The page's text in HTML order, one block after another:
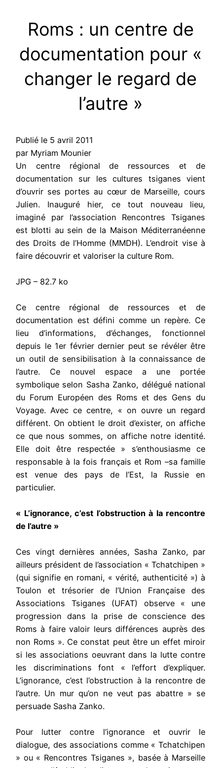
Roms : un centre de
documentation pour «
changer le regard de
l’autre »
Publié le 5 avril 2011
par Myriam Mounier
Un centre régional de ressources et de
documentation sur les cultures tsiganes vient
d’ouvrir ses portes au cœur de Marseille, cours
Julien. Inauguré hier, ce tout nouveau lieu,
imaginé par l’association Rencontres Tsiganes
est blotti au sein de la Maison Méditerranéenne
des Droits de l’Homme (MMDH). L’endroit vise à
faire découvrir et valoriser la culture Rom.
JPG – 82.7 ko
Ce centre régional de ressources et de
documentation est défini comme un repère. Ce
lieu d’informations, d’échanges, fonctionnel
depuis le 1er février dernier peut se révéler être
un outil de sensibilisation à la connaissance de
l’autre. Ce nouvel espace a une portée
symbolique selon Sasha Zanko, délégué national
du Forum Européen des Roms et des Gens du
Voyage. Avec ce centre, « on ouvre un regard
différent. On obtient le droit d’exister, on affiche
ce que nous sommes, on affiche notre identité.
Elle doit être respectée » s’enthousiasme ce
responsable à la fois français et Rom –sa famille
est venue des pays de l’Est, la Russie en
particulier.
« L’ignorance, c’est l’obstruction à la rencontre
de l’autre »
Ces vingt dernières années, Sasha Zanko, par
ailleurs président de l’association « Tchatchipen »
(qui signifie en romani, « vérité, authenticité ») à
Toulon et trésorier de l’Union Française des
Associations Tsiganes (UFAT) observe « une
progression dans la prise de conscience des
Roms à faire valoir leurs différences auprès des
non Roms ». Ce constat peut être un effet miroir
si les associations oeuvrant dans la lutte contre
les discriminations font « l’effort d’expliquer.
L’ignorance, c’est l’obstruction à la rencontre de
l’autre. Un mur qu’on ne veut pas abattre » se
persuade Sasha Zanko.
Pour lutter contre l’ignorance et ouvrir le
dialogue, des associations comme « Tchatchipen
» ou « Rencontres Tsiganes », basée à Marseille